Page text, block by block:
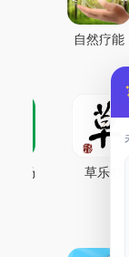
自然疗能
药场 草乐村